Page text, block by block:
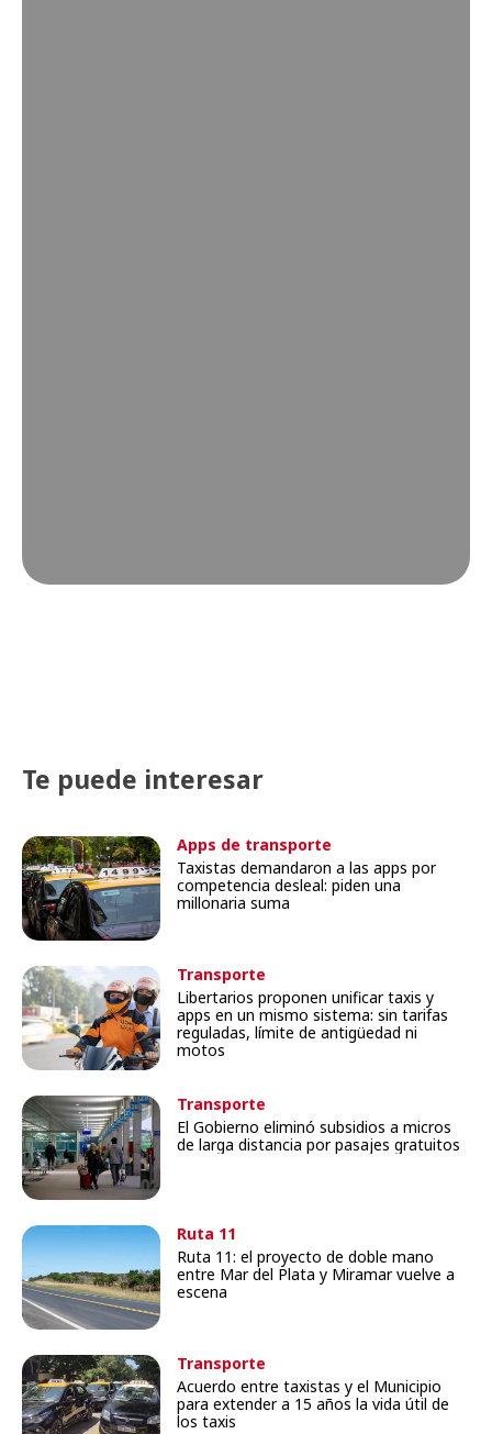
Te puede interesar
Apps de transporte
Taxistas demandaron a las apps por
competencia desleal: piden una
millonaria suma
Transporte
Libertarios proponen unificar taxis y
apps en un mismo sistema: sin tarifas
reguladas, límite de antigüedad ni
motos
Transporte
El Gobierno eliminó subsidios a micros
de larga distancia por pasajes gratuitos
Ruta 11
Ruta 11: el proyecto de doble mano
entre Mar del Plata y Miramar vuelve a
escena
Transporte
Acuerdo entre taxistas y el Municipio
para extender a 15 años la vida útil de
los taxis